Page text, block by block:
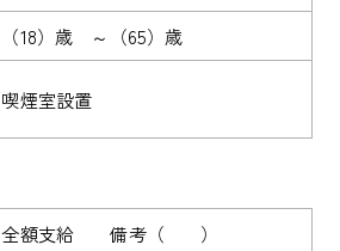
（18）歳 ～（65）歳
喫煙室設置
全額支給 備考（ ）